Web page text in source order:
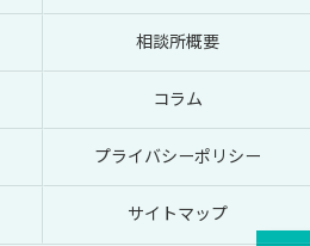
相談所概要
コラム
プライバシーポリシー
サイトマップ